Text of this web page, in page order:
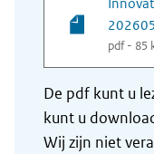
pdf - 85
De pdf kunt u
kunt u
Wij zijn niet